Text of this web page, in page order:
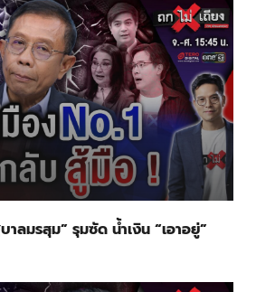
าลมรสุม” รุมซัด น้ำเงิน “เอาอยู่”